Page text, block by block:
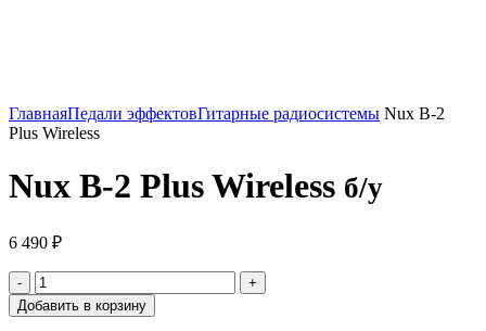
ГлавнаяПедали эффектовГитарные радиосистемы Nux B-2
Plus Wireless
Nux B-2 Plus Wireless б/у
6 490 ₽
Добавить в корзину